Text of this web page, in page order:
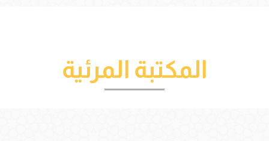
المكتبة المرئية